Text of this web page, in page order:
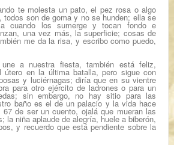
te molesta un pato, el pez rosa o algo
todos son de goma y no se hunden; ella se
cuando los sumerge y tocan fondo e
una vez más, la superficie; cosas de
me da la risa, y escribo como puedo,
a nuestra fiesta, también está feliz,
útero en la última batalla, pero sigue con
y luciérnagas; diría que en su vientre
para otro ejército de ladrones o para un
sin embargo, no hay sitio para las
baño es el de un palacio y la vida hace
de ser un cuento, ojalá que mueran las
la niña aplaude de alegría, huele a biberón,
y recuerdo que está pendiente sobre la